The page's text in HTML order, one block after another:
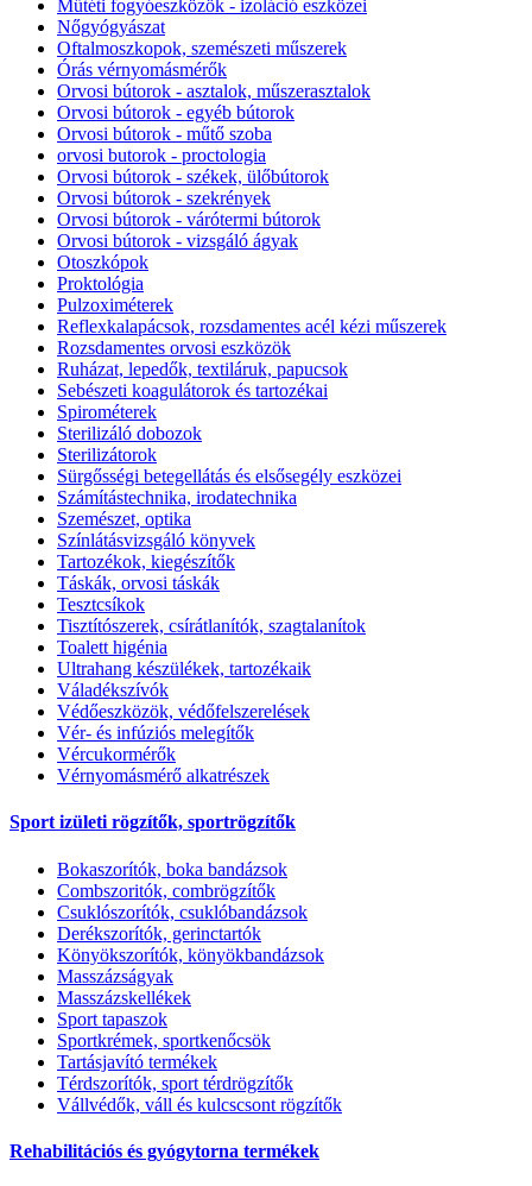
Műtéti fogyóeszközök - izoláció eszközei
Nőgyógyászat
Oftalmoszkopok, szemészeti műszerek
Órás vérnyomásmérők
Orvosi bútorok - asztalok, műszerasztalok
Orvosi bútorok - egyéb bútorok
Orvosi bútorok - műtő szoba
orvosi butorok - proctologia
Orvosi bútorok - székek, ülőbútorok
Orvosi bútorok - szekrények
Orvosi bútorok - várótermi bútorok
Orvosi bútorok - vizsgáló ágyak
Otoszkópok
Proktológia
Pulzoximéterek
Reflexkalapácsok, rozsdamentes acél kézi műszerek
Rozsdamentes orvosi eszközök
Ruházat, lepedők, textiláruk, papucsok
Sebészeti koagulátorok és tartozékai
Spirométerek
Sterilizáló dobozok
Sterilizátorok
Sürgősségi betegellátás és elsősegély eszközei
Számítástechnika, irodatechnika
Szemészet, optika
Színlátásvizsgáló könyvek
Tartozékok, kiegészítők
Táskák, orvosi táskák
Tesztcsíkok
Tisztítószerek, csírátlanítók, szagtalanítok
Toalett higénia
Ultrahang készülékek, tartozékaik
Váladékszívók
Védőeszközök, védőfelszerelések
Vér- és infúziós melegítők
Vércukormérők
Vérnyomásmérő alkatrészek
Sport izületi rögzítők, sportrögzítők
Bokaszorítók, boka bandázsok
Combszoritók, combrögzítők
Csuklószorítók, csuklóbandázsok
Derékszorítók, gerinctartók
Könyökszorítók, könyökbandázsok
Masszázságyak
Masszázskellékek
Sport tapaszok
Sportkrémek, sportkenőcsök
Tartásjavító termékek
Térdszorítók, sport térdrögzítők
Vállvédők, váll és kulcscsont rögzítők
Rehabilitációs és gyógytorna termékek